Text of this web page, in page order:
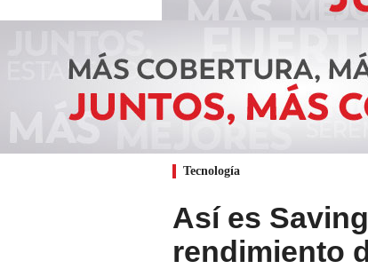
Tecnología
Así es
rendimiento